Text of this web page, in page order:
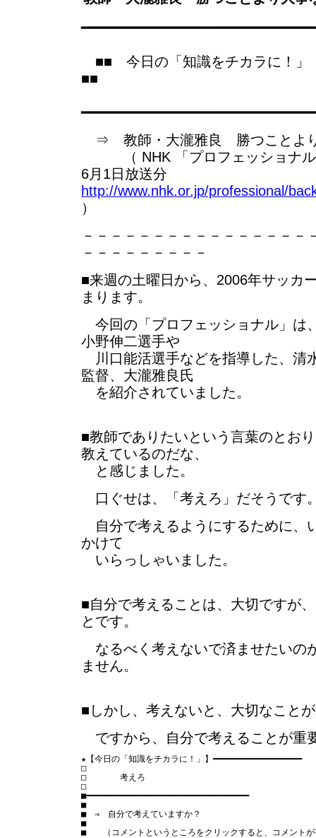
■■ 今日の「知識をチカラに！
■■
⇒ 教師・大瀧雅良 勝つことより
（ NHK 「プロフェッショナル
6月1日放送分
http://www.nhk.or.jp/professional/
）
－－－－－－－－－－－－－－－－
－－－－－－－－－
■来週の土曜日から、2006年サッカ
まります。
今回の「プロフェッショナル」は
小野伸二選手や
川口能活選手などを指導した、清
監督、大瀧雅良氏
を紹介されていました。
■教師でありたいという言葉のとお
教えているのだな、
と感じました。
口ぐせは、「考えろ」だそうです
自分で考えるようにするために、
かけて
いらっしゃいました。
■自分で考えることは、大切ですが
とです。
なるべく考えないで済ませたいの
ません。
■しかし、考えないと、大切なこと
ですから、自分で考えることが重
★【今日の「知識をチカラに！」】━━━━━━━━━━━━━━━━━━
□　　　　考えろ
■━━━━━━━━━━━━━━━━━━━━━━━━━━━━━━━━━
■
■　⇒　自分で考えていますか？
■
■　　（コメントというところをクリックすると、コメント